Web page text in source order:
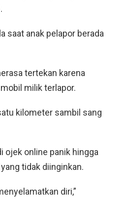
saat anak pelapor berada
tertekan karena
milik terlapor.
kilometer sambil sang
ojek online panik hingga
tidak diinginkan.
diri,”